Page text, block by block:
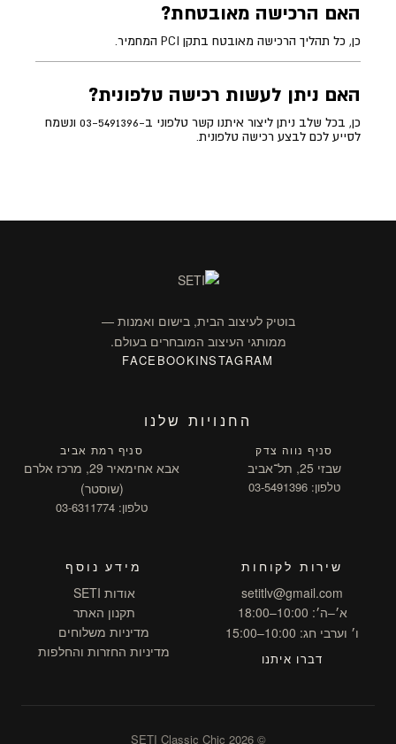
האם הרכישה מאובטחת?
כן, כל תהליך הרכישה מאובטח בתקן PCI המחמיר.
האם ניתן לעשות רכישה טלפונית?
כן, בכל שלב ניתן ליצור איתנו קשר טלפוני ב-03-5491396 ונשמח
לסייע לכם לבצע רכישה טלפונית.
בוטיק לעיצוב הבית, בישום ואמנות —
ממותגי העיצוב המובחרים בעולם.
INSTAGRAM
FACEBOOK
החנויות שלנו
סניף נווה צדק
שבזי 25, תל־אביב
טלפון: 03-5491396
סניף רמת אביב
אבא אחימאיר 29, מרכז אלרם
(שוסטר)
טלפון: 03-6311774
שירות לקוחות
setitlv@gmail.com
א׳–ה׳: 10:00–18:00
ו׳ וערבי חג: 10:00–15:00
דברו איתנו
מידע נוסף
אודות SETI
תקנון האתר
מדיניות משלוחים
מדיניות החזרות והחלפות
© 2026 SETI Classic Chic